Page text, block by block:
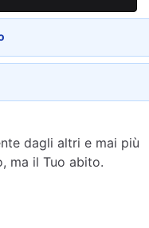
dagli altri e mai più
ma il Tuo abito.